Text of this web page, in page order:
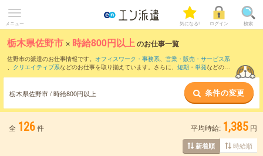
メニュー 気になる! ログイン 検索
栃木県佐野市 × 時給800円以上のお仕事一覧
佐野市の派遣のお仕事情報です。 オフィスワーク・事務系、 営業・販売・サービス系
、 クリエイティブ系などのお仕事を取り揃えています。さらに、 短期 ・ 単発などの期
時給1100円以上 ・1800円以上の求人はこちら
当サイトでは法令を遵守し、最低賃金以上の求人のみを掲載しています。
栃木県佐野市 / 時給800円以上 条件の変更
全 126件 平均時給: 1,385 円
新着順 時給順